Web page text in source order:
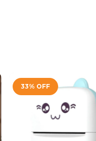
33% OFF